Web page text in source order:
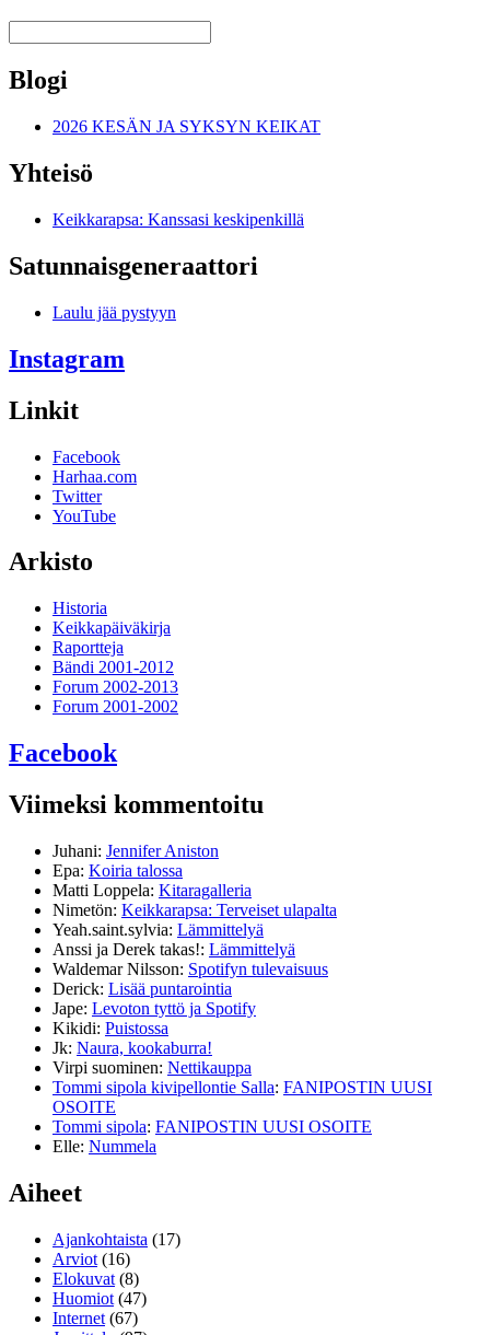
Blogi
2026 KESÄN JA SYKSYN KEIKAT
Yhteisö
Keikkarapsa: Kanssasi keskipenkillä
Satunnais­generaattori
Laulu jää pystyyn
Instagram
Linkit
Facebook
Harhaa.com
Twitter
YouTube
Arkisto
Historia
Keikkapäiväkirja
Raportteja
Bändi 2001-2012
Forum 2002-2013
Forum 2001-2002
Facebook
Viimeksi kommentoitu
Juhani: Jennifer Aniston
Epa: Koiria talossa
Matti Loppela: Kitaragalleria
Nimetön: Keikkarapsa: Terveiset ulapalta
Yeah.saint.sylvia: Lämmittelyä
Anssi ja Derek takas!: Lämmittelyä
Waldemar Nilsson: Spotifyn tulevaisuus
Derick: Lisää puntarointia
Jape: Levoton tyttö ja Spotify
Kikidi: Puistossa
Jk: Naura, kookaburra!
Virpi suominen: Nettikauppa
Tommi sipola kivipellontie Salla: FANIPOSTIN UUSI
OSOITE
Tommi sipola: FANIPOSTIN UUSI OSOITE
Elle: Nummela
Aiheet
Ajankohtaista (17)
Arviot (16)
Elokuvat (8)
Huomiot (47)
Internet (67)